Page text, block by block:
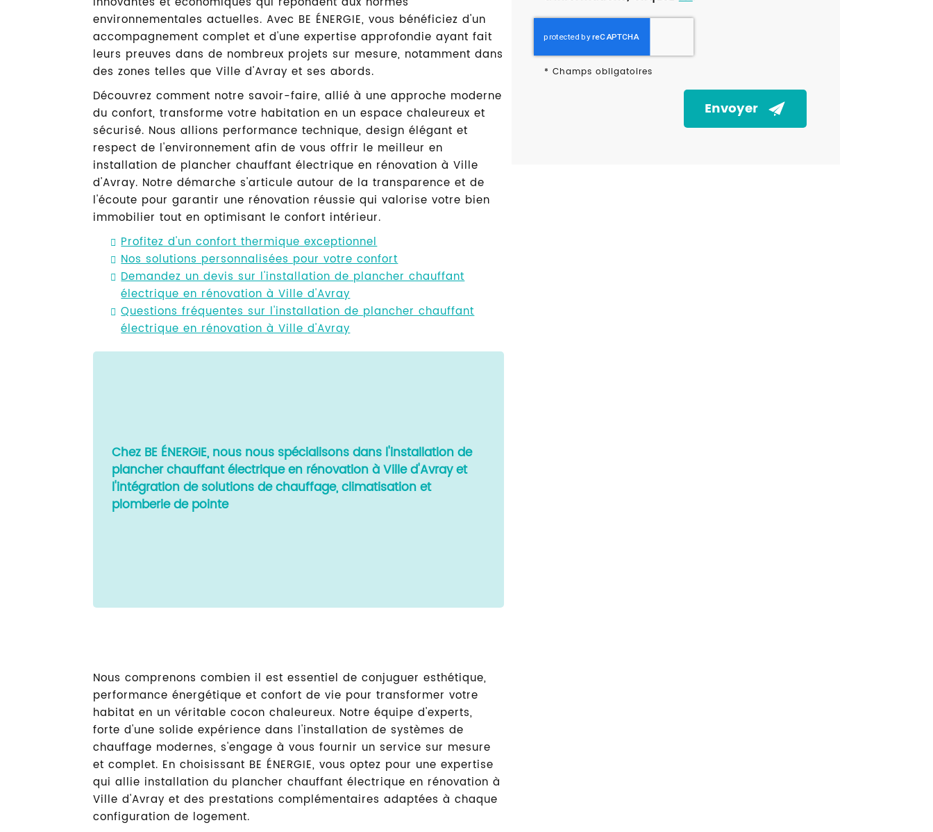
environnementales actuelles. Avec BE ÉNERGIE, vous bénéficiez d'un
accompagnement complet et d'une expertise approfondie ayant fait
leurs preuves dans de nombreux projets sur mesure, notamment dans
des zones telles que Ville d'Avray et ses abords.
Découvrez comment notre savoir-faire, allié à une approche moderne
du confort, transforme votre habitation en un espace chaleureux et
sécurisé. Nous allions performance technique, design élégant et
respect de l'environnement afin de vous offrir le meilleur en
installation de plancher chauffant électrique en rénovation à Ville
d'Avray. Notre démarche s'articule autour de la transparence et de
l'écoute pour garantir une rénovation réussie qui valorise votre bien
immobilier tout en optimisant le confort intérieur.
Profitez d'un confort thermique exceptionnel
Nos solutions personnalisées pour votre confort
Demandez un devis sur l'installation de plancher chauffant
électrique en rénovation à Ville d'Avray
Questions fréquentes sur l'installation de plancher chauffant
électrique en rénovation à Ville d'Avray
Chez BE ÉNERGIE, nous nous spécialisons dans l'installation de
plancher chauffant électrique en rénovation à Ville d'Avray et
l'intégration de solutions de chauffage, climatisation et
plomberie de pointe
Nous comprenons combien il est essentiel de conjuguer esthétique,
performance énergétique et confort de vie pour transformer votre
habitat en un véritable cocon chaleureux. Notre équipe d'experts,
forte d'une solide expérience dans l'installation de systèmes de
chauffage modernes, s'engage à vous fournir un service sur mesure
et complet. En choisissant BE ÉNERGIE, vous optez pour une expertise
qui allie installation du plancher chauffant électrique en rénovation à
Ville d'Avray et des prestations complémentaires adaptées à chaque
configuration de logement.
* Champs obligatoires